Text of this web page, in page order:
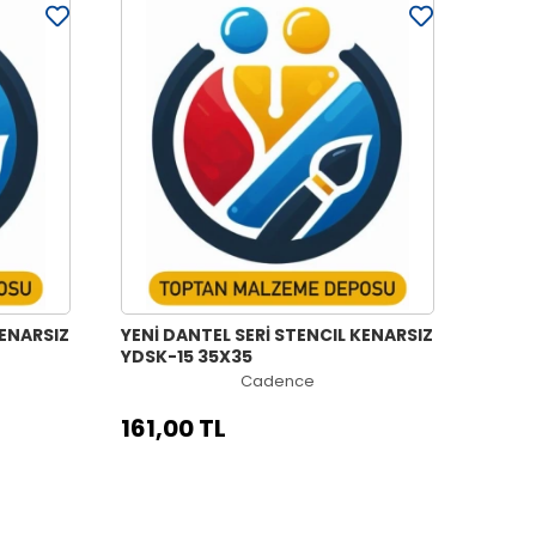
YENİ DANTEL SERİ STENCIL KENARSIZ
YDSK-15 35X35
Cadence
161,00 TL